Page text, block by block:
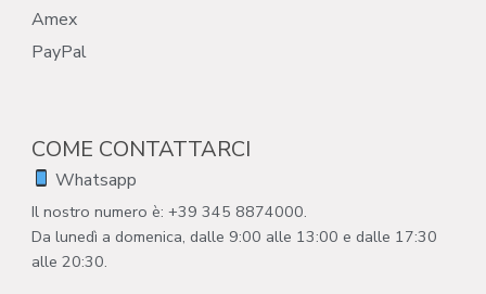
Amex
PayPal
COME CONTATTARCI
Whatsapp
Il nostro numero è: +39 345 8874000.
Da lunedì a domenica, dalle 9:00 alle 13:00 e dalle 17:30
alle 20:30.